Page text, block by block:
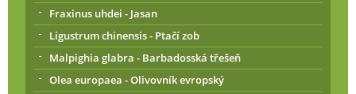
Fraxinus uhdei - Jasan
Ligustrum chinensis - Ptačí zob
Malpighia glabra - Barbadosská třešeň
Olea europaea - Olivovník evropský